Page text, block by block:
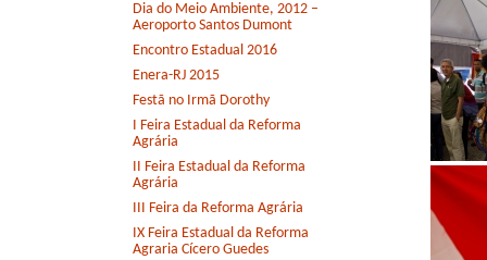
Dia do Meio Ambiente, 2012 –
Aeroporto Santos Dumont
Encontro Estadual 2016
Enera-RJ 2015
Festã no Irmã Dorothy
I Feira Estadual da Reforma
Agrária
II Feira Estadual da Reforma
Agrária
III Feira da Reforma Agrária
IX Feira Estadual da Reforma
Agraria Cícero Guedes